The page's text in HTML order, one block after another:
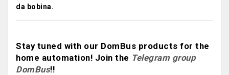
da bobina.
Stay tuned with our DomBus products for the
home automation! Join the Telegram group
DomBus!!